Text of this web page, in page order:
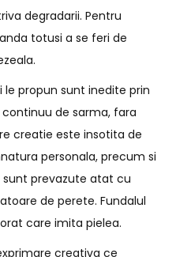
degradarii. Pentru
totusi a se feri de
propun sunt inedite prin
de sarma, fara
creatie este insotita de
personala, precum si
prevazute atat cu
de perete. Fundalul
care imita pielea.
creativa ce